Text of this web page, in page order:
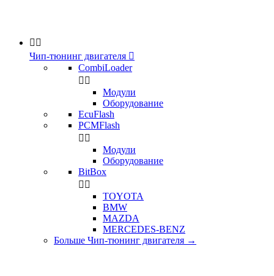
 
Чип-тюнинг двигателя 
CombiLoader
 
Модули
Оборудование
EcuFlash
PCMFlash
 
Модули
Оборудование
BitBox
 
TOYOTA
BMW
MAZDA
MERCEDES-BENZ
Больше Чип-тюнинг двигателя →